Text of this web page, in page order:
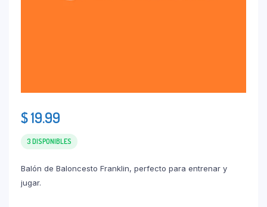
$19.99
3 DISPONIBLES
Balón de Baloncesto Franklin, perfecto para entrenar y
jugar.